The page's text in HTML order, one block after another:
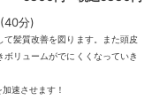
分)
髪質改善を図ります。また頭皮
リュームがでにくくなっていき
加速させます！